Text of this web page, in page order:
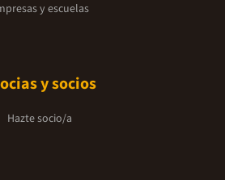
y escuelas
y socios
Hazte socio/a